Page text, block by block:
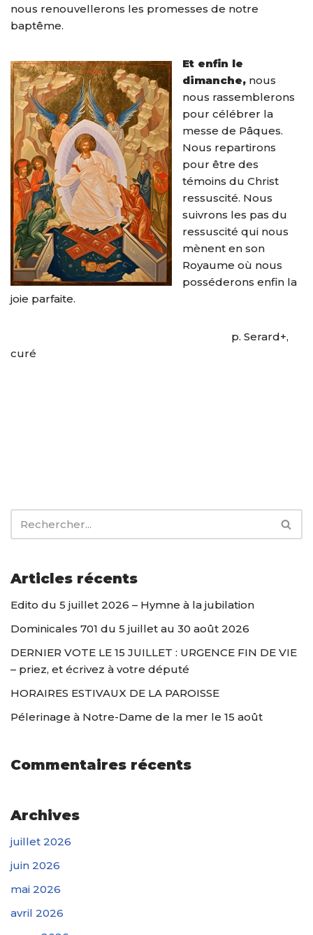
nous renouvellerons les promesses de notre
baptême.
Et enfin le
dimanche, nous
nous rassemblerons
pour célébrer la
messe de Pâques.
Nous repartirons
pour être des
témoins du Christ
ressuscité. Nous
suivrons les pas du
ressuscité qui nous
mènent en son
Royaume où nous
posséderons enfin la
joie parfaite.
p. Serard+,
curé
Articles récents
Edito du 5 juillet 2026 – Hymne à la jubilation
Dominicales 701 du 5 juillet au 30 août 2026
DERNIER VOTE LE 15 JUILLET : URGENCE FIN DE VIE
– priez, et écrivez à votre député
HORAIRES ESTIVAUX DE LA PAROISSE
Pélerinage à Notre-Dame de la mer le 15 août
Commentaires récents
Archives
juillet 2026
juin 2026
mai 2026
avril 2026